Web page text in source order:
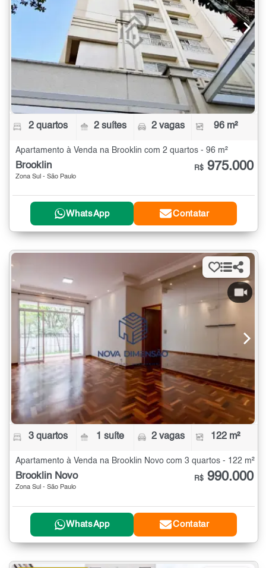
2 quartos 2 suítes 2 vagas 96 m²
Apartamento à Venda na Brooklin com 2 quartos - 96 m²
Brooklin
Zona Sul - São Paulo
R$ 975.000
WhatsApp Contatar
3 quartos 1 suíte 2 vagas 122 m²
Apartamento à Venda na Brooklin Novo com 3 quartos - 122 m²
Brooklin Novo
Zona Sul - São Paulo
R$ 990.000
WhatsApp Contatar